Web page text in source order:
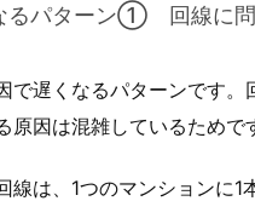
るパターン① 回線に問
で遅くなるパターンです。
原因は混雑しているためで
線は、1つのマンションに1